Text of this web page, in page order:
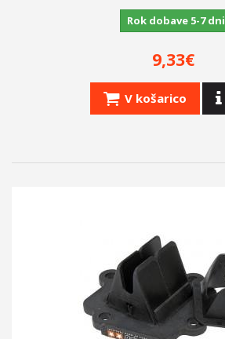
Rok dobave 5-7 dni
9,33€
V košarico